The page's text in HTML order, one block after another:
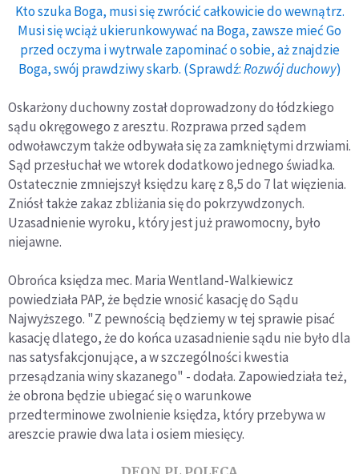
Kto szuka Boga, musi się zwrócić całkowicie do wewnątrz.
Musi się wciąż ukierunkowywać na Boga, zawsze mieć Go
przed oczyma i wytrwale zapominać o sobie, aż znajdzie
Boga, swój prawdziwy skarb. (Sprawdź:Rozwój duchowy)
Oskarżony duchowny został doprowadzony do łódzkiego
sądu okręgowego z aresztu. Rozprawa przed sądem
odwoławczym także odbywała się za zamkniętymi drzwiami.
Sąd przesłuchał we wtorek dodatkowo jednego świadka.
Ostatecznie zmniejszył księdzu karę z 8,5 do 7 lat więzienia.
Zniósł także zakaz zbliżania się do pokrzywdzonych.
Uzasadnienie wyroku, który jest już prawomocny, było
niejawne.
Obrońca księdza mec. Maria Wentland-Walkiewicz
powiedziała PAP, że będzie wnosić kasację do Sądu
Najwyższego. "Z pewnością będziemy w tej sprawie pisać
kasację dlatego, że do końca uzasadnienie sądu nie było dla
nas satysfakcjonujące, a w szczególności kwestia
przesądzania winy skazanego" - dodała. Zapowiedziała też,
że obrona będzie ubiegać się o warunkowe
przedterminowe zwolnienie księdza, który przebywa w
areszcie prawie dwa lata i osiem miesięcy.